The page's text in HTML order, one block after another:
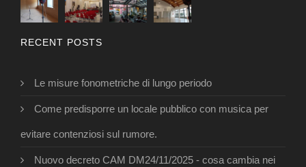
RECENT POSTS
Le misure fonometriche di lungo periodo
Come predisporre un locale pubblico con musica per
evitare contenziosi sul rumore.
Nuovo decreto CAM DM24/11/2025 - cosa cambia nei